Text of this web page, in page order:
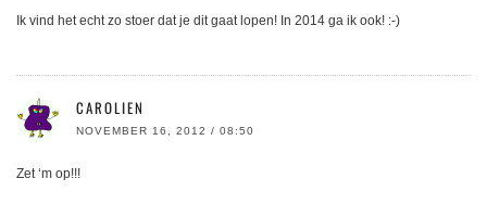
Ik vind het echt zo stoer dat je dit gaat lopen! In 2014 ga ik ook! :-)
CAROLIEN
NOVEMBER 16, 2012 / 08:50
Zet ‘m op!!!